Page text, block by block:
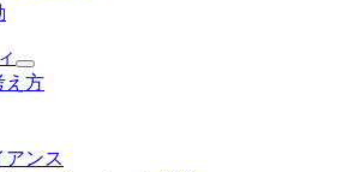
え方
アンス